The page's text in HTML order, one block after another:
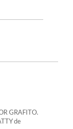
GRAFITO.
de